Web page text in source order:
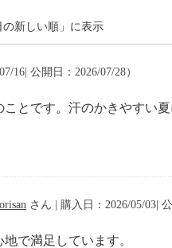
新しい順」に表示
16| 公開日：2026/07/28）
とです。汗のかきやすい
さん | 購入日：2026/05/03|
で満足しています。